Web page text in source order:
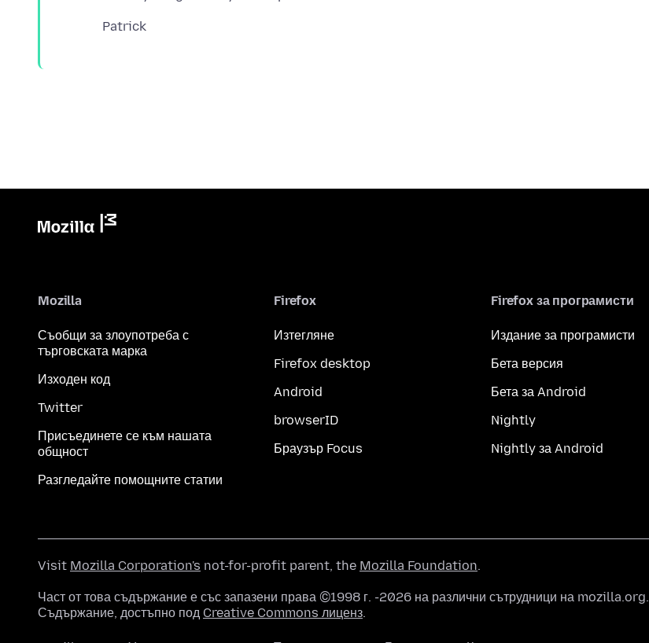
Mozilla
Съобщи за злоупотреба с
търговската марка
Изходен код
Twitter
Присъединете се към нашата
общност
Разгледайте помощните статии
Firefox
Изтегляне
Firefox desktop
Android
browserID
Браузър Focus
Firefox за програмисти
Издание за програмисти
Бета версия
Бета за Android
Nightly
Nightly за Android
Visit Mozilla Corporation's not-for-profit parent, the Mozilla Foundation.
Част от това съдържание е със запазени права ©1998 г. -2026 на различни сътрудници на mozilla.org.
Съдържание, достъпно под Creative Commons лиценз.